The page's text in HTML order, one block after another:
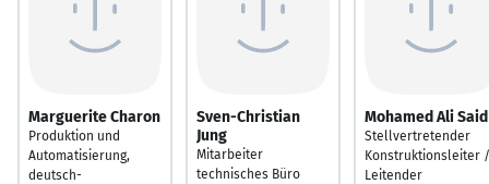
Marguerite Charon
Produktion und
Automatisierung,
deutsch-
Sven-Christian
Jung
Mitarbeiter
technisches Büro
Mohamed Ali Said
Stellvertretender
Konstruktionsleiter /
Leitender